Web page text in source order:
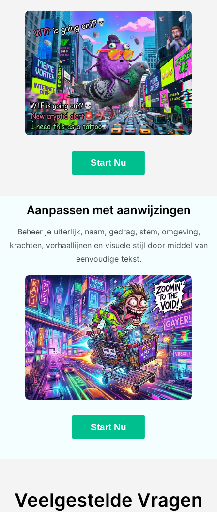
Start Nu
Aanpassen met aanwijzingen
Beheer je uiterlijk, naam, gedrag, stem, omgeving,
krachten, verhaallijnen en visuele stijl door middel van
eenvoudige tekst.
Start Nu
Veelgestelde Vragen